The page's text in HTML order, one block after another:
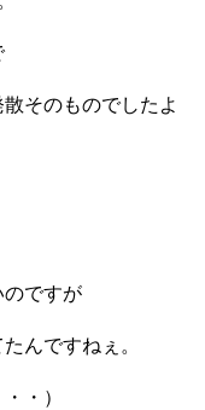
そのものでしたよ
のですが
んですねぇ。
・）